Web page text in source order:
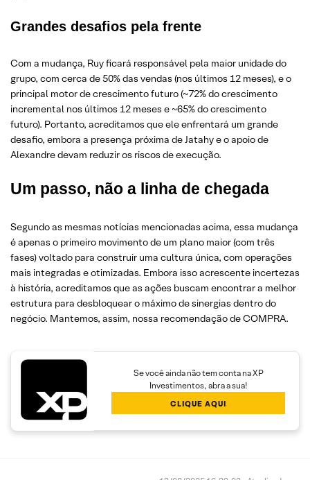
Grandes desafios pela frente
Com a mudança, Ruy ficará responsável pela maior unidade do
grupo, com cerca de 50% das vendas (nos últimos 12 meses), e o
principal motor de crescimento futuro (~72% do crescimento
incremental nos últimos 12 meses e ~65% do crescimento
futuro). Portanto, acreditamos que ele enfrentará um grande
desafio, embora a presença próxima de Jatahy e o apoio de
Alexandre devam reduzir os riscos de execução.
Um passo, não a linha de chegada
Segundo as mesmas notícias mencionadas acima, essa mudança
é apenas o primeiro movimento de um plano maior (com três
fases) voltado para construir uma cultura única, com operações
mais integradas e otimizadas. Embora isso acrescente incertezas
à história, acreditamos que as ações buscam encontrar a melhor
estrutura para desbloquear o máximo de sinergias dentro do
negócio. Mantemos, assim, nossa recomendação de COMPRA.
Se você ainda não tem conta na XP
Investimentos, abra a sua!
CLIQUE AQUI